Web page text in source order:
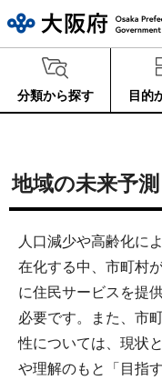
分類から探す 目的
地域の未来予測
人口減少や高齢化に
在化する中、市町村
に住民サービスを提
必要です。また、市
性については、現状
や理解のもと「目指